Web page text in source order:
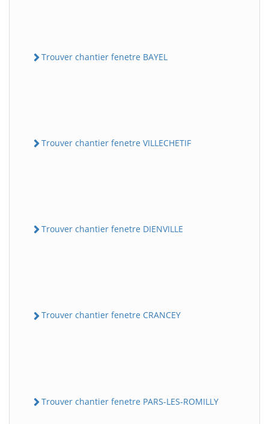
Trouver chantier fenetre BAYEL
Trouver chantier fenetre VILLECHETIF
Trouver chantier fenetre DIENVILLE
Trouver chantier fenetre CRANCEY
Trouver chantier fenetre PARS-LES-ROMILLY